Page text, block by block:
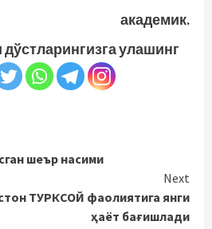
академик.
улашинг
шеър насими
Next
ТУРКСОЙ фаолиятига янги
ҳаёт бағишлади